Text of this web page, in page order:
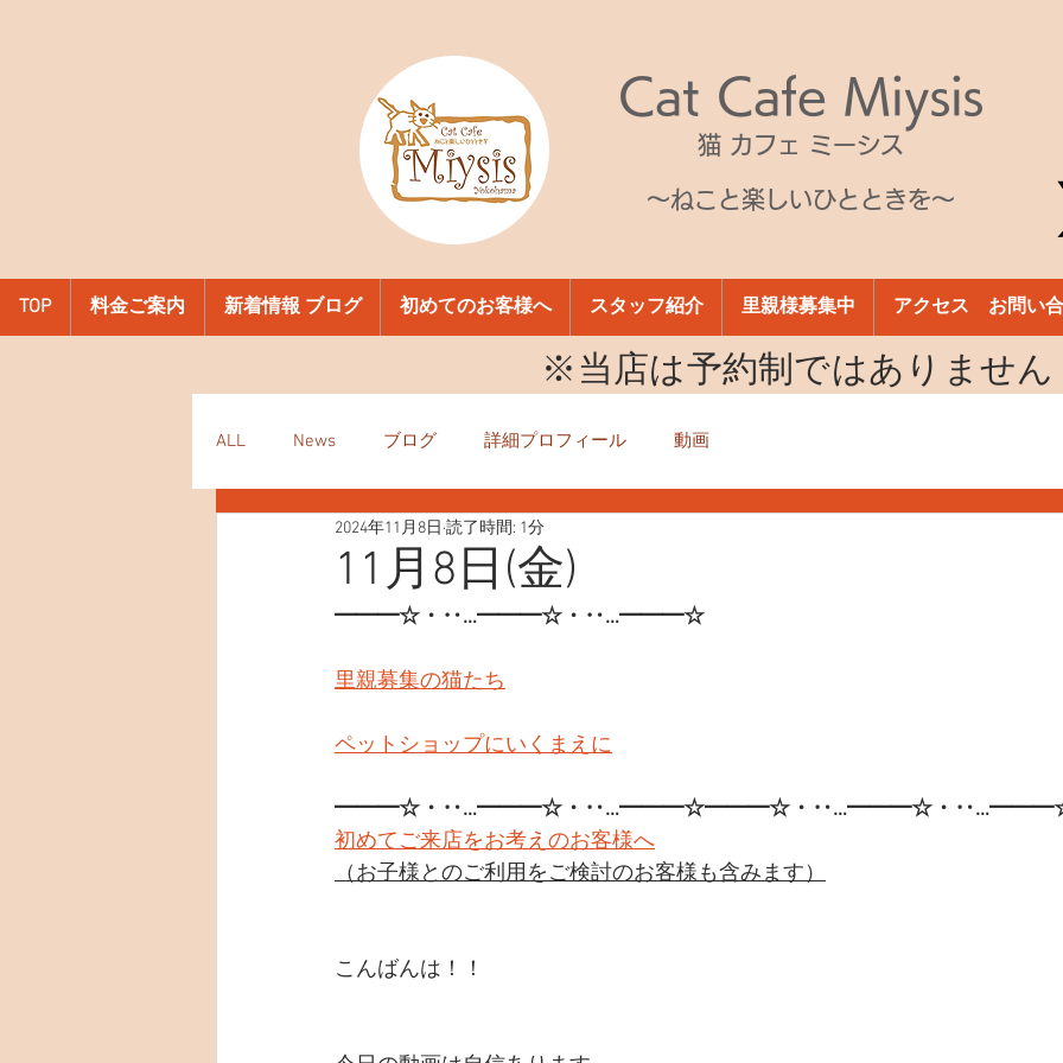
Cat Cafe Miysis
猫 カフェ ミーシス
～ねこと楽しいひとときを～
TOP 料金ご案内 新着情報 ブログ 初めてのお客様へ スタッフ紹介 里親様募集中 アクセス お問い
​※当店は予約制ではありません
ALL News ブログ 詳細プロフィール 動画
11月8日(金)
2024年11月8日 読了時間: 1分
━━━☆・‥…━━━☆・‥…━━━☆
里親募集の猫たち
ペットショップにいくまえに
━━━☆・‥…━━━☆・‥…━━━☆━━━☆・‥…━━━☆・
初めてご来店をお考えのお客様へ
（お子様とのご利用をご検討のお客様も含みます）
こんばんは！！